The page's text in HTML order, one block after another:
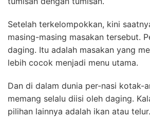
Setelah terkelompokkan, kini
masing-masing masakan tersebut.
daging. Itu adalah masakan yang
lebih cocok menjadi menu utama.
Dan di dalam dunia per-nasi kotak-
memang selalu diisi oleh daging.
pilihan lainnya adalah ikan atau telur.